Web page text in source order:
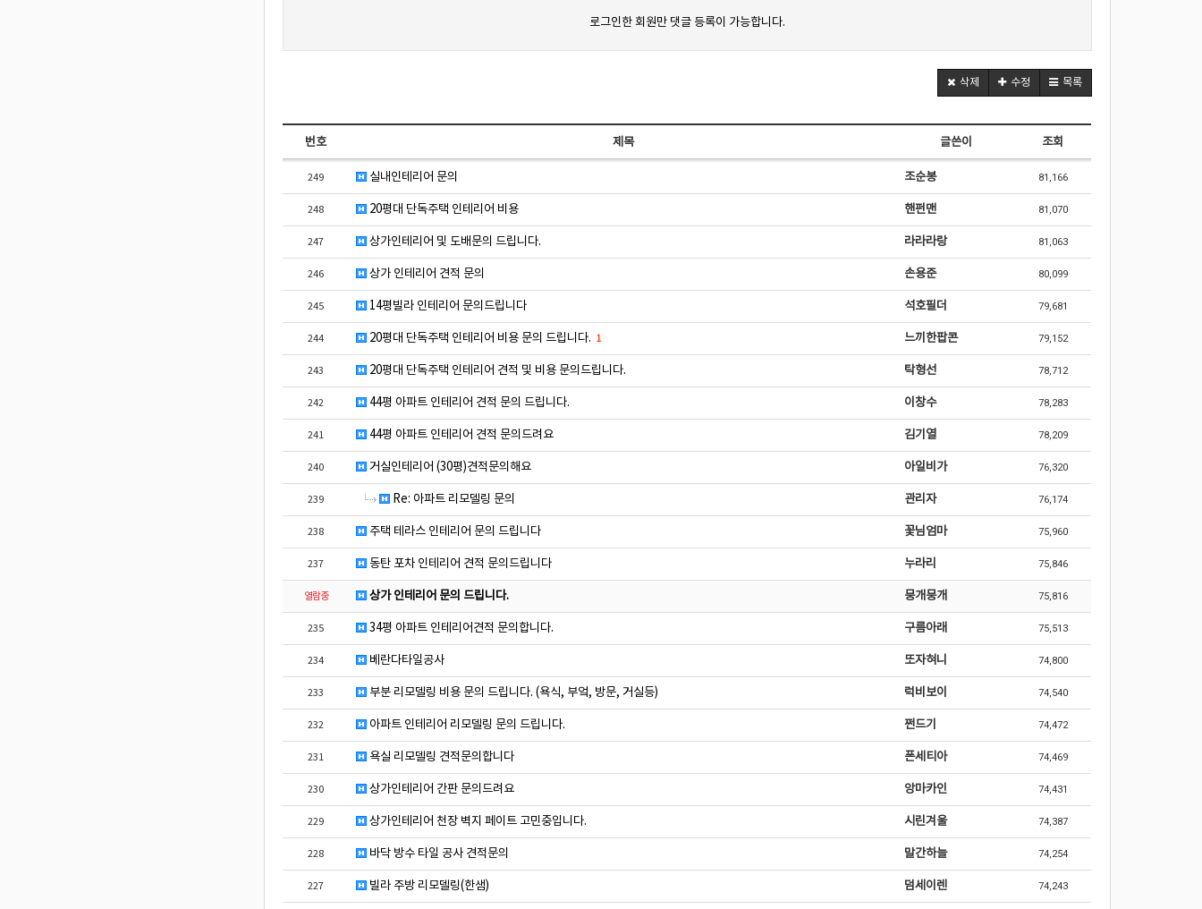
로그인한 회원만 댓글 등록이 가능합니다.
삭제 수정 목록
번호 제목 글쓴이 조회
249 실내인테리어 문의 조순봉 81,166
248 20평대 단독주택 인테리어 비용 핸펀맨 81,070
247 상가인테리어 및 도배문의 드립니다. 라라라랑 81,063
246 상가 인테리어 견적 문의 손용준 80,099
245 14평빌라 인테리어 문의드립니다 석호필더 79,681
244 20평대 단독주택 인테리어 비용 문의 드립니다. 1 느끼한팝콘 79,152
243 20평대 단독주택 인테리어 견적 및 비용 문의드립니다. 탁형선 78,712
242 44평 아파트 인테리어 견적 문의 드립니다. 이창수 78,283
241 44평 아파트 인테리어 견적 문의드려요 김기열 78,209
240 거실인테리어 (30평)견적문의해요 아일비가 76,320
239 Re: 아파트 리모델링 문의 관리자 76,174
238 주택 테라스 인테리어 문의 드립니다 꽃님엄마 75,960
237 동탄 포차 인테리어 견적 문의드립니다 누라리 75,846
열람중 상가 인테리어 문의 드립니다. 뭉개뭉개 75,816
235 34평 아파트 인테리어견적 문의합니다. 구름아래 75,513
234 베란다타일공사 또자혀니 74,800
233 부분 리모델링 비용 문의 드립니다. (욕식, 부엌, 방문, 거실등) 럭비보이 74,540
232 아파트 인테리어 리모델링 문의 드립니다. 쩐드기 74,472
231 욕실 리모델링 견적문의합니다 폰세티아 74,469
230 상가인테리어 간판 문의드려요 앙마카인 74,431
229 상가인테리어 천장 벽지 페이트 고민중입니다. 시린겨울 74,387
228 바닥 방수 타일 공사 견적문의 말간하늘 74,254
227 빌라 주방 리모델링(한샘) 덤세이렌 74,243